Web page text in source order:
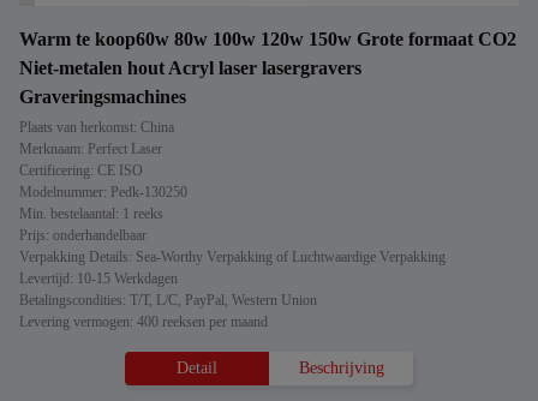
Warm te koop60w 80w 100w 120w 150w Grote formaat CO2
Niet-metalen hout Acryl laser lasergravers
Graveringsmachines
Plaats van herkomst: China
Merknaam: Perfect Laser
Certificering: CE ISO
Modelnummer: Pedk-130250
Min. bestelaantal: 1 reeks
Prijs: onderhandelbaar
Verpakking Details: Sea-Worthy Verpakking of Luchtwaardige Verpakking
Levertijd: 10-15 Werkdagen
Betalingscondities: T/T, L/C, PayPal, Western Union
Levering vermogen: 400 reeksen per maand
Detail Beschrijving